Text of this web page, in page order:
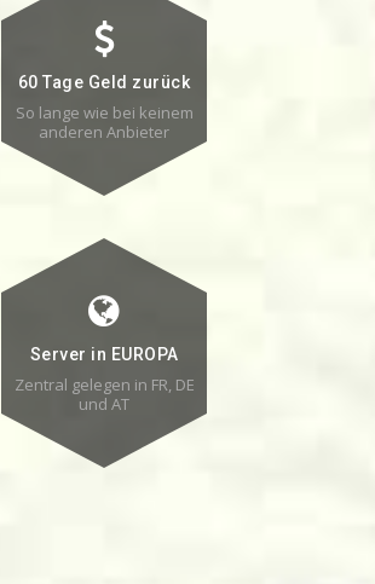
60 Tage Geld zurück
So lange wie bei keinem
anderen Anbieter
Server in EUROPA
Zentral gelegen in FR, DE
und AT